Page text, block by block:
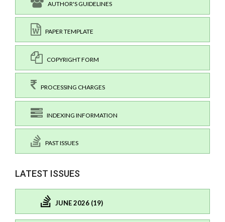
AUTHOR'S GUIDELINES
PAPER TEMPLATE
COPYRIGHT FORM
PROCESSING CHARGES
INDEXING INFORMATION
PAST ISSUES
LATEST ISSUES
JUNE 2026 (19)